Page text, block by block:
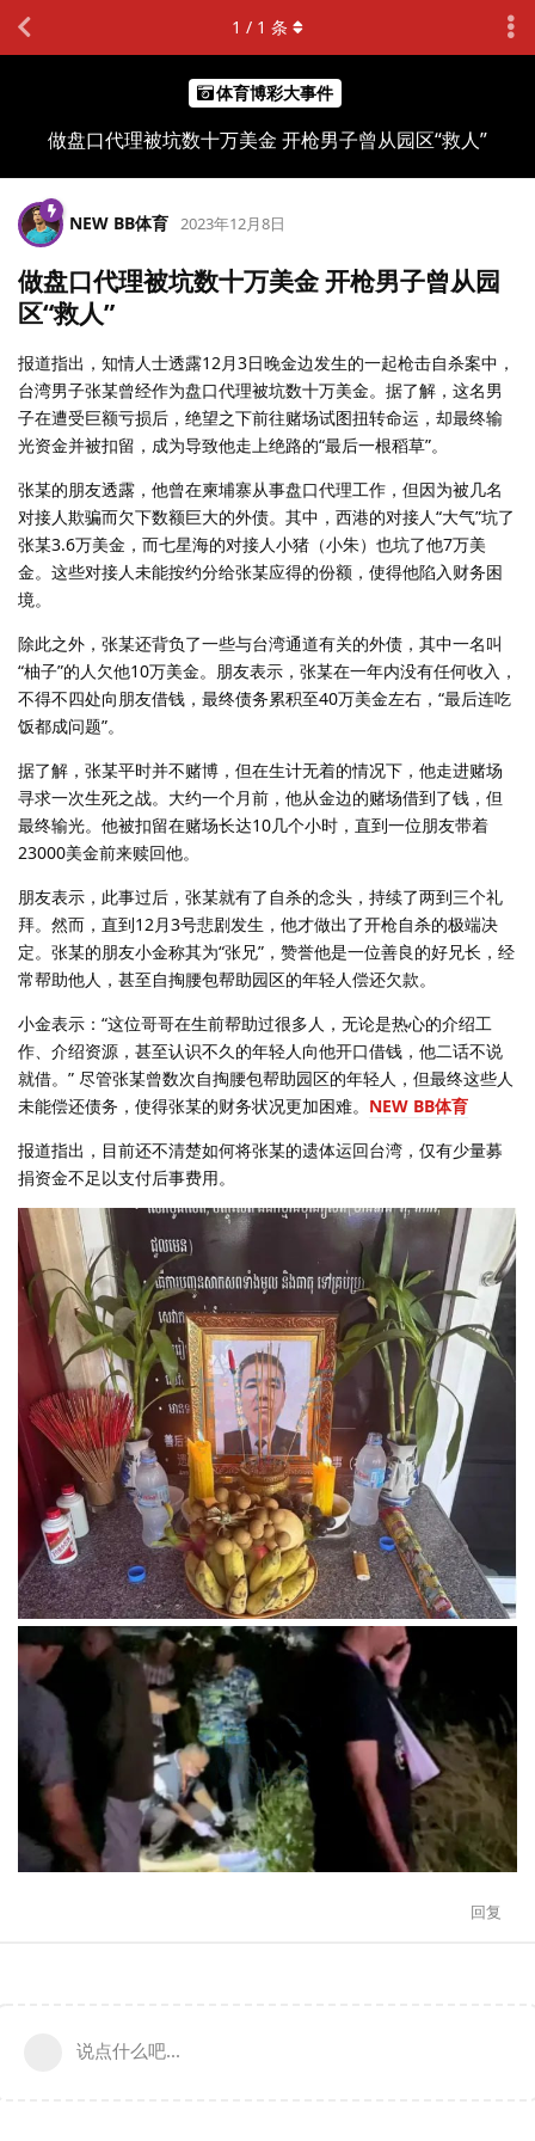
体育博彩大事件
做盘口代理被坑数十万美金 开枪男子曾从园区“救人”
1 / 1 条
NEW BB体育 2023年12月8日
做盘口代理被坑数十万美金 开枪男子曾从园
区“救人”
报道指出，知情人士透露12月3日晚金边发生的一起枪击自杀案中，
台湾男子张某曾经作为盘口代理被坑数十万美金。据了解，这名男
子在遭受巨额亏损后，绝望之下前往赌场试图扭转命运，却最终输
光资金并被扣留，成为导致他走上绝路的“最后一根稻草”。
张某的朋友透露，他曾在柬埔寨从事盘口代理工作，但因为被几名
对接人欺骗而欠下数额巨大的外债。其中，西港的对接人“大气”坑了
张某3.6万美金，而七星海的对接人小猪（小朱）也坑了他7万美
金。这些对接人未能按约分给张某应得的份额，使得他陷入财务困
境。
除此之外，张某还背负了一些与台湾通道有关的外债，其中一名叫
“柚子”的人欠他10万美金。朋友表示，张某在一年内没有任何收入，
不得不四处向朋友借钱，最终债务累积至40万美金左右，“最后连吃
饭都成问题”。
据了解，张某平时并不赌博，但在生计无着的情况下，他走进赌场
寻求一次生死之战。大约一个月前，他从金边的赌场借到了钱，但
最终输光。他被扣留在赌场长达10几个小时，直到一位朋友带着
23000美金前来赎回他。
朋友表示，此事过后，张某就有了自杀的念头，持续了两到三个礼
拜。然而，直到12月3号悲剧发生，他才做出了开枪自杀的极端决
定。张某的朋友小金称其为“张兄”，赞誉他是一位善良的好兄长，经
常帮助他人，甚至自掏腰包帮助园区的年轻人偿还欠款。
小金表示：“这位哥哥在生前帮助过很多人，无论是热心的介绍工
作、介绍资源，甚至认识不久的年轻人向他开口借钱，他二话不说
就借。” 尽管张某曾数次自掏腰包帮助园区的年轻人，但最终这些人
未能偿还债务，使得张某的财务状况更加困难。 NEW BB体育
报道指出，目前还不清楚如何将张某的遗体运回台湾，仅有少量募
捐资金不足以支付后事费用。
回复
说点什么吧...